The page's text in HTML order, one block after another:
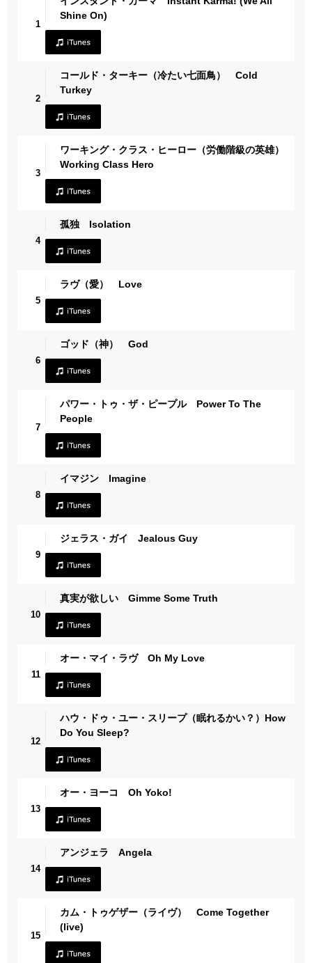
1
Shine On)
2
コールド・ターキー（冷たい七面鳥） Cold
Turkey
3
ワーキング・クラス・ヒーロー（労働階級の英雄）
Working Class Hero
4
孤独 Isolation
5
ラヴ（愛） Love
6
ゴッド（神） God
7
パワー・トゥ・ザ・ピープル Power To The
People
8
イマジン Imagine
9
ジェラス・ガイ Jealous Guy
10
真実が欲しい Gimme Some Truth
11
オー・マイ・ラヴ Oh My Love
12
ハウ・ドゥ・ユー・スリープ（眠れるかい？）How
Do You Sleep?
13
オー・ヨーコ Oh Yoko!
14
アンジェラ Angela
15
カム・トゥゲザー（ライヴ） Come Together
(live)